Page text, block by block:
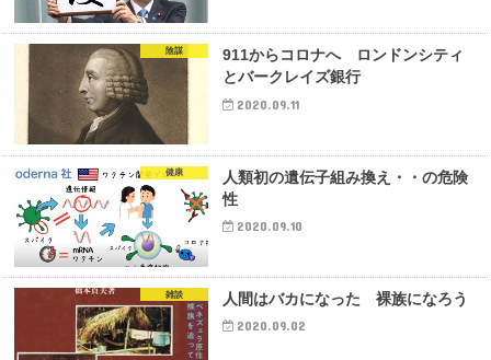
陰謀
911からコロナへ ロンドンシティ
とバークレイズ銀行
2020.09.11
健康
人類初の遺伝子組み換え・・の危険
性
2020.09.10
雑談 人間はバカになった 裸族になろう
2020.09.02